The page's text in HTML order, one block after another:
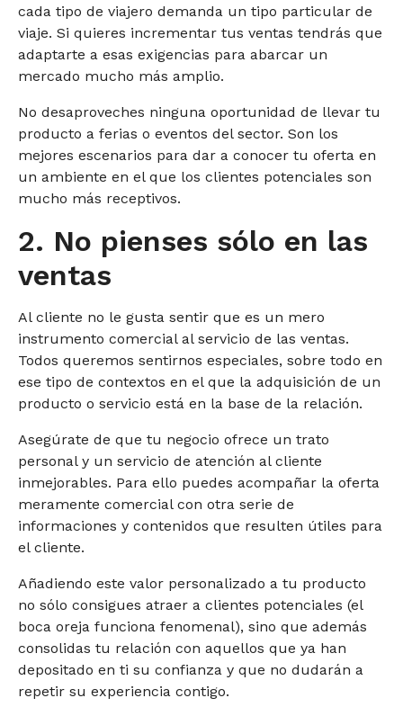
cada tipo de viajero demanda un tipo particular de
viaje. Si quieres incrementar tus ventas tendrás que
adaptarte a esas exigencias para abarcar un
mercado mucho más amplio.
No desaproveches ninguna oportunidad de llevar tu
producto a ferias o eventos del sector. Son los
mejores escenarios para dar a conocer tu oferta en
un ambiente en el que los clientes potenciales son
mucho más receptivos.
2. No pienses sólo en las
ventas
Al cliente no le gusta sentir que es un mero
instrumento comercial al servicio de las ventas.
Todos queremos sentirnos especiales, sobre todo en
ese tipo de contextos en el que la adquisición de un
producto o servicio está en la base de la relación.
Asegúrate de que tu negocio ofrece un trato
personal y un servicio de atención al cliente
inmejorables. Para ello puedes acompañar la oferta
meramente comercial con otra serie de
informaciones y contenidos que resulten útiles para
el cliente.
Añadiendo este valor personalizado a tu producto
no sólo consigues atraer a clientes potenciales (el
boca oreja funciona fenomenal), sino que además
consolidas tu relación con aquellos que ya han
depositado en ti su confianza y que no dudarán a
repetir su experiencia contigo.